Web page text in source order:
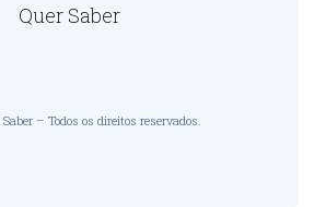
Quer Saber
– Todos os direitos reservados.